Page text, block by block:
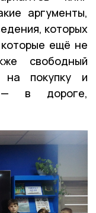
аргументы,
которых
ещё не
свободный
на покупку и
— в дороге,